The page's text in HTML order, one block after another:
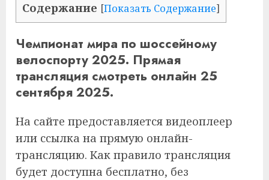
Содержание [Показать Содержание]
Чемпионат мира по шоссейному
велоспорту 2025. Прямая
трансляция смотреть онлайн 25
сентября 2025.
На сайте предоставляется видеоплеер
или ссылка на прямую онлайн-
трансляцию. Как правило трансляция
будет доступна бесплатно, без